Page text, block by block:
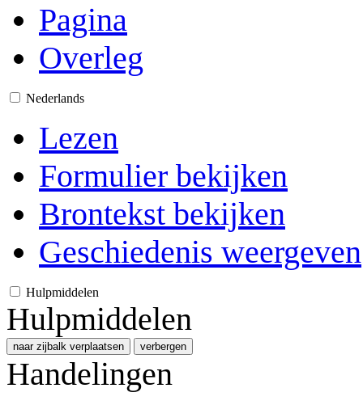
Pagina
Overleg
Nederlands
Lezen
Formulier bekijken
Brontekst bekijken
Geschiedenis weergeven
Hulpmiddelen
Hulpmiddelen
naar zijbalk verplaatsen verbergen
Handelingen